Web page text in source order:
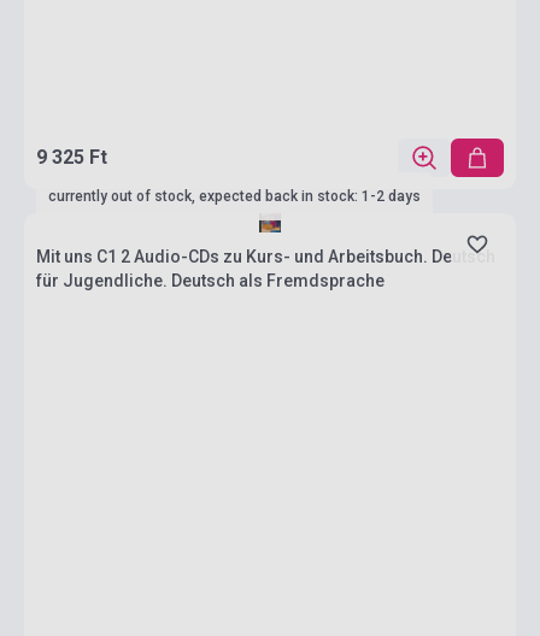
9 325 Ft
currently out of stock, expected back in stock: 1-2 days
Mit uns C1 2 Audio-CDs zu Kurs- und Arbeitsbuch. Deutsch
für Jugendliche. Deutsch als Fremdsprache